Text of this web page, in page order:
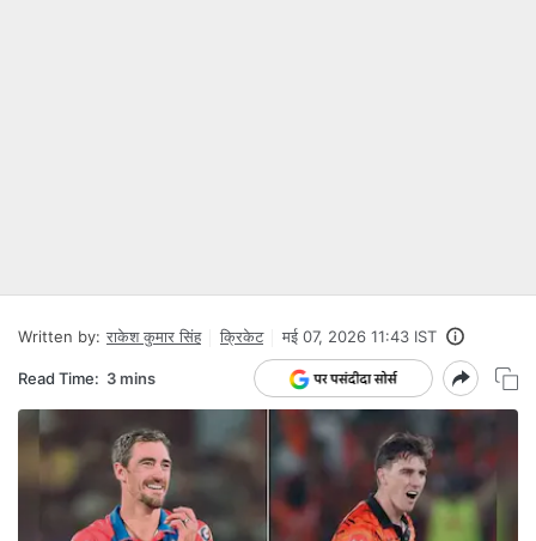
Written by: राकेश कुमार सिंह क्रिकेट मई 07, 2026 11:43 IST
Read Time: 3 mins